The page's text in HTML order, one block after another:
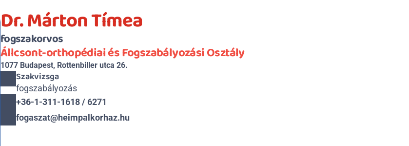
Dr. Márton Tímea
fogszakorvos
Állcsont-orthopédiai és Fogszabályozási Osztály
1077 Budapest, Rottenbiller utca 26.
Szakvizsga
fogszabályozás
+36-1-311-1618 / 6271
fogaszat@heimpalkorhaz.hu